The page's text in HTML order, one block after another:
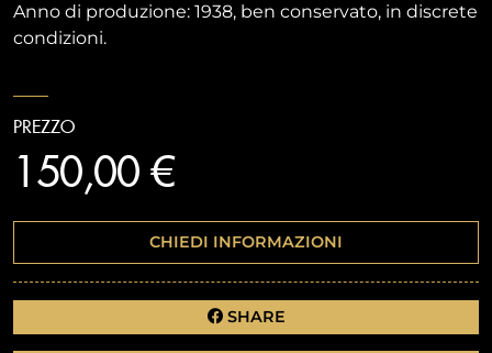
Anno di produzione: 1938, ben conservato, in discrete
condizioni.
PREZZO
150,00 €
CHIEDI INFORMAZIONI
SHARE